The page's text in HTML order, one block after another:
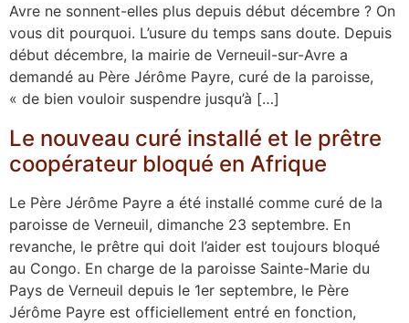
Avre ne sonnent-elles plus depuis début décembre ? On
vous dit pourquoi. L’usure du temps sans doute. Depuis
début décembre, la mairie de Verneuil-sur-Avre a
demandé au Père Jérôme Payre, curé de la paroisse,
« de bien vouloir suspendre jusqu’à […]
Le nouveau curé installé et le prêtre
coopérateur bloqué en Afrique
Le Père Jérôme Payre a été installé comme curé de la
paroisse de Verneuil, dimanche 23 septembre. En
revanche, le prêtre qui doit l’aider est toujours bloqué
au Congo. En charge de la paroisse Sainte-Marie du
Pays de Verneuil depuis le 1er septembre, le Père
Jérôme Payre est officiellement entré en fonction,